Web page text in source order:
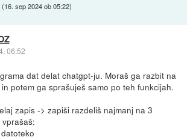
(16. sep 2024 ob 05:22)
06:52
dat delat chatgpt-ju. Moraš ga razbit na
potem ga sprašuješ samo po teh funkcijah.
zapis -> zapiši razdeliš najmanj na 3